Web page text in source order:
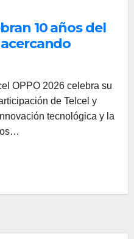
10 años del
a los
OPPO 2026 celebra su
de Telcel y
tecnológica y la